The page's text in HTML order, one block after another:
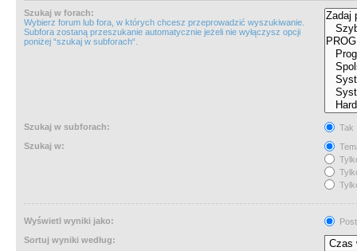
Szukaj w forach:
Wybierz forum lub fora, w których chcesz przeprowadzić wyszukiwanie.
Subfora zostaną przeszukanie automatycznie jeżeli nie wyłączysz opcji
poniżej “szukaj w subforach“.
Szukaj w subforach:
Tak
Szukaj w:
Wyświetl wyniki jako:
Sortuj wyniki według: